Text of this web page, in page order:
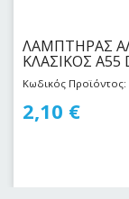
ΛΑΜΠΤΗΡΑΣ
KΛΑΣΙΚΟΣ Α55
Κωδικός Προϊόντος:
2,10 €